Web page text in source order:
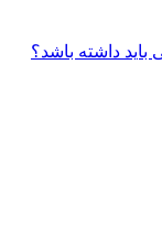
باید داشته باشد؟